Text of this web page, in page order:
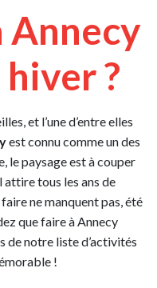
Annecy
?
et l’une d’entre elles
est connu comme un des
le paysage est à couper
tous les ans de
ne manquent pas, été
que faire à Annecy
de notre liste d’activités
!